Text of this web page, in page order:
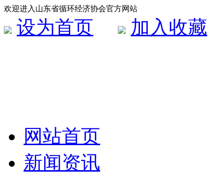
欢迎进入山东省循环经济协会官方网站
设为首页 加入收藏
网站首页
新闻资讯